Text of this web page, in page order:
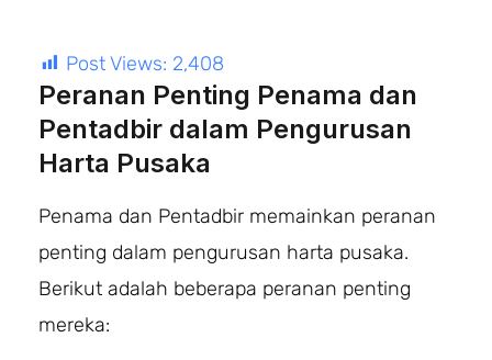
Post Views: 2,408
Peranan Penting Penama dan
Pentadbir dalam Pengurusan
Harta Pusaka
Penama dan Pentadbir memainkan peranan
penting dalam pengurusan harta pusaka.
Berikut adalah beberapa peranan penting
mereka: